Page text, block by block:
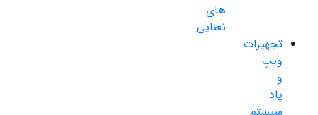
های
نعنایی
تجهیزات
ویپ
و
پاد